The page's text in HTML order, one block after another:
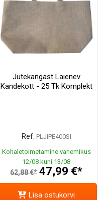
Jutekangast Laienev
Kandekott - 25 Tk Komplekt
Ref. PLJIPE400SI
Kohaletoimetamine vahemikus
12/08 kuni 13/08
62,88 €* 47,99 €*
Lisa ostukorvi